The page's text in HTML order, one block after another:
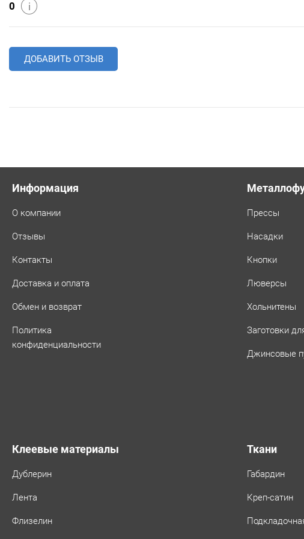
0 i
ДОБАВИТЬ ОТЗЫВ
Информация
О компании
Отзывы
Контакты
Доставка и оплата
Обмен и возврат
Политика
конфиденциальности
Прессы
Насадки
Кнопки
Люверсы
Хольнитены
Заготовки
Джинсовые
Клеевые материалы
Дублерин
Лента
Флизелин
Ткани
Габардин
Креп-сатин